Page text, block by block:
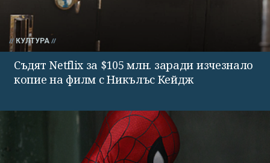
КУЛТУРА
Съдят Netflix за $105 млн. заради изчезнало
копие на филм с Никълъс Кейдж